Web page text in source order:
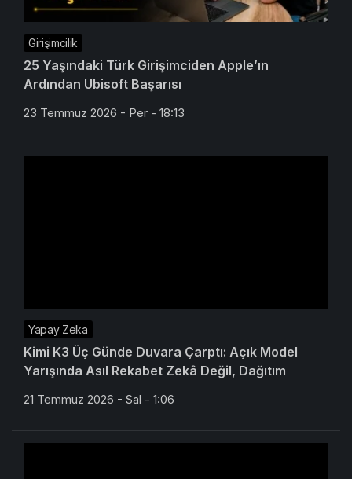
Girişimcilik
25 Yaşındaki Türk Girişimciden Apple’ın
Ardından Ubisoft Başarısı
23 Temmuz 2026 - Per - 18:13
Yapay Zeka
Kimi K3 Üç Günde Duvara Çarptı: Açık Model
Yarışında Asıl Rekabet Zekâ Değil, Dağıtım
21 Temmuz 2026 - Sal - 1:06